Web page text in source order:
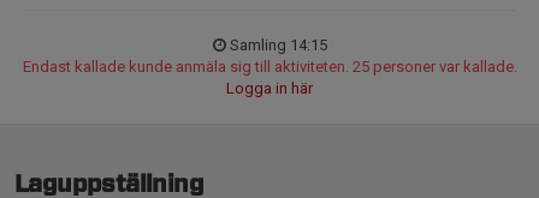
Samling 14:15
Endast kallade kunde anmäla sig till aktiviteten. 25 personer var kallade.
Logga in här
Laguppställning